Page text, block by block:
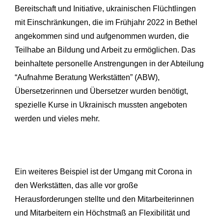
Bereitschaft und Initiative, ukrainischen Flüchtlingen
mit Einschränkungen, die im Frühjahr 2022 in Bethel
angekommen sind und aufgenommen wurden, die
Teilhabe an Bildung und Arbeit zu ermöglichen. Das
beinhaltete personelle Anstrengungen in der Abteilung
“Aufnahme Beratung Werkstätten” (ABW),
Übersetzerinnen und Übersetzer wurden benötigt,
spezielle Kurse in Ukrainisch mussten angeboten
werden und vieles mehr.
Ein weiteres Beispiel ist der Umgang mit Corona in
den Werkstätten, das alle vor große
Herausforderungen stellte und den Mitarbeiterinnen
und Mitarbeitern ein Höchstmaß an Flexibilität und